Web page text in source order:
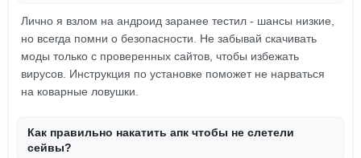
Лично я взлом на андроид заранее тестил - шансы низкие,
но всегда помни о безопасности. Не забывай скачивать
моды только с проверенных сайтов, чтобы избежать
вирусов. Инструкция по установке поможет не нарваться
на коварные ловушки.
Как правильно накатить апк чтобы не слетели
сейвы?